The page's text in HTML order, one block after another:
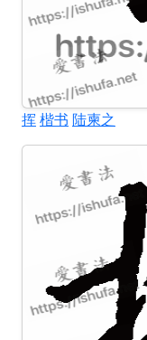
挥楷书 陆柬之